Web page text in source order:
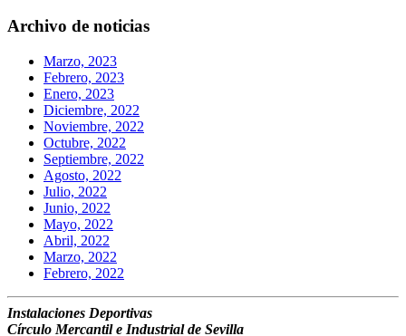
Archivo de noticias
Marzo, 2023
Febrero, 2023
Enero, 2023
Diciembre, 2022
Noviembre, 2022
Octubre, 2022
Septiembre, 2022
Agosto, 2022
Julio, 2022
Junio, 2022
Mayo, 2022
Abril, 2022
Marzo, 2022
Febrero, 2022
Instalaciones Deportivas
Círculo Mercantil e Industrial de Sevilla